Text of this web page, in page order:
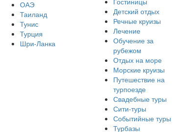
ОАЭ
Таиланд
Тунис
Турция
Шри-Ланка
Детский отдых
Речные круизы
Лечение
Обучение за
рубежом
Отдых на море
Морские круизы
Путешествие на
турпоезде
Свадебные туры
Сити-туры
Событийные туры
Турбазы